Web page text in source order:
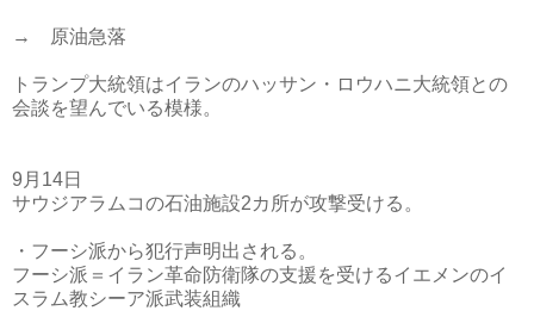
→ 原油急落
トランプ大統領はイランのハッサン・ロウハニ大統領との
会談を望んでいる模様。
9月14日
サウジアラムコの石油施設2カ所が攻撃受ける。
・フーシ派から犯行声明出される。
フーシ派＝イラン革命防衛隊の支援を受けるイエメンのイ
スラム教シーア派武装組織